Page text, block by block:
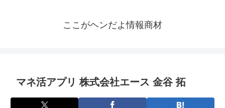
ここがヘンだよ情報商材
マネ活アプリ 株式会社エース 金谷 拓